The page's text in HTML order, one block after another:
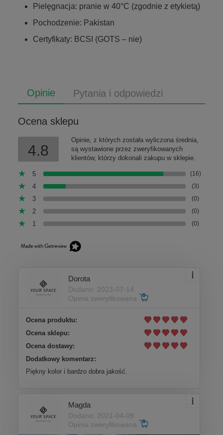
Pielęgnacja: pranie w 40°C (zgodnie z etykietą)
Pochodzenie: Pakistan
Certyfikaty: BCSI (GOTS – nie)
Opinie Pytania i odpowiedzi
Ocena sklepu
4.8
Opinie, z których została wyliczona średnia,
są wystawione przez zweryfikowanych
klientów, którzy dokonali zakupu w sklepie.
5 (16)
4 (3)
3 (0)
2 (0)
1 (0)
Dorota
Dodano: 2023-07-14
Opinia zweryfikowana
Ocena produktu:
Ocena sklepu:
Ocena dostawy:
Dodatkowy komentarz:
Piękny kolor i bardzo dobra jakość.
Magda
Dodano: 2021-04-09
Opinia zweryfikowana